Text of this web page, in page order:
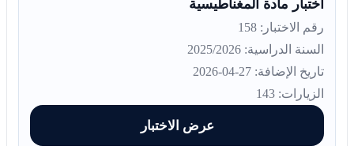
اختبار مادة المغناطيسية
رقم الاختبار: 158
السنة الدراسية: 2025/2026
تاريخ الإضافة: 27-04-2026
الزيارات: 143
عرض الاختبار